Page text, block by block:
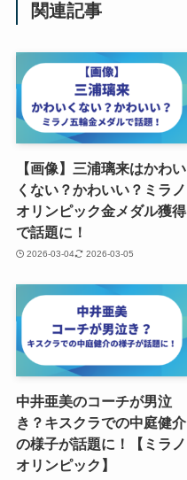
関連記事
【画像】三浦璃来はかわい
くない？かわいい？ミラノ
オリンピック金メダル獲得
で話題に！
2026-03-04 2026-03-05
中井亜美のコーチが男泣
き？キスクラでの中庭健介
の様子が話題に！【ミラノ
オリンピック】